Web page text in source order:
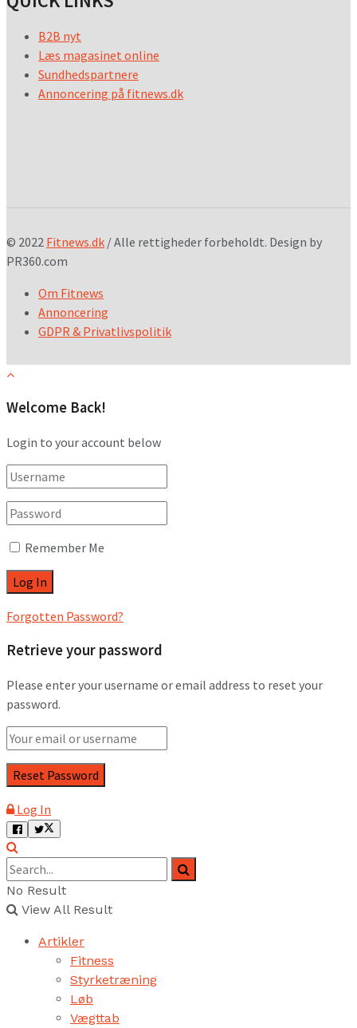
B2B nyt
Læs magasinet online
Sundhedspartnere
Annoncering på fitnews.dk
© 2022 Fitnews.dk / Alle rettigheder forbeholdt. Design by
PR360.com
Om Fitnews
Annoncering
GDPR & Privatlivspolitik
Welcome Back!
Login to your account below
Remember Me
Forgotten Password?
Retrieve your password
Please enter your username or email address to reset your
password.
Log In
No Result
View All Result
Artikler
Fitness
Styrketræning
Løb
Vægttab